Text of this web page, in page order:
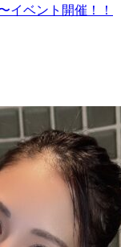
イベント開催！！